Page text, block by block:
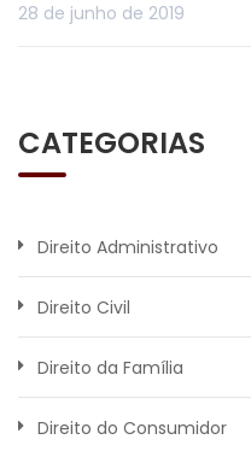
28 de junho de 2019
CATEGORIAS
Direito Administrativo
Direito Civil
Direito da Família
Direito do Consumidor